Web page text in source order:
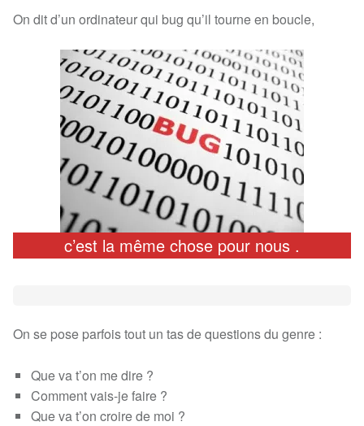
On dit d’un ordinateur qui bug qu’il tourne en boucle,
c’est la même chose pour nous .
On se pose parfois tout un tas de questions du genre :
Que va t’on me dire ?
Comment vais-je faire ?
Que va t’on croire de moi ?